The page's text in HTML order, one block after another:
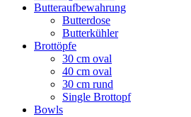
Butteraufbewahrung
Butterdose
Butterkühler
Brottöpfe
30 cm oval
40 cm oval
30 cm rund
Single Brottopf
Bowls